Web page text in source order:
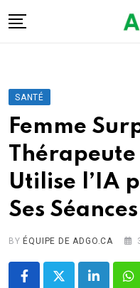
to
Santé
Énergie
Robots
Tech.
Militaire
Sciences
Culture
SANTÉ
Femme
Thérapeute
Utilise l’IA
Ses Séances
BYÉQUIPE DE ADGO.CA
LinkedIn